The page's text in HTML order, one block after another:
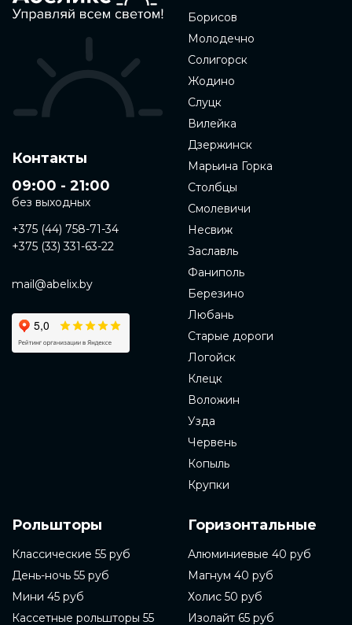
Контакты
09:00 - 21:00
без выходных
+375 (44) 758-71-34
+375 (33) 331-63-22
mail@abelix.by
Борисов
Молодечно
Солигорск
Жодино
Слуцк
Вилейка
Дзержинск
Марьина Горка
Столбцы
Смолевичи
Несвиж
Заславль
Фаниполь
Березино
Любань
Старые дороги
Логойск
Клецк
Воложин
Узда
Червень
Копыль
Крупки
Рольшторы
Классические 55 руб
День-ночь 55 руб
Мини 45 руб
Кассетные рольшторы 55
Горизонтальные
Алюминиевые 40 руб
Магнум 40 руб
Холис 50 руб
Изолайт 65 руб